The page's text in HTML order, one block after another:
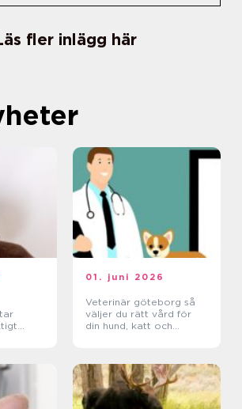
fler inlägg här
01. juni 2026
Veterinär göteborg så
väljer du rätt vård för
din hund, katt och